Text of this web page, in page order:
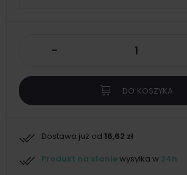
-
DO KOSZYKA
Dostawa już od 16,62 zł
Produkt na staniewysyłka w 24h